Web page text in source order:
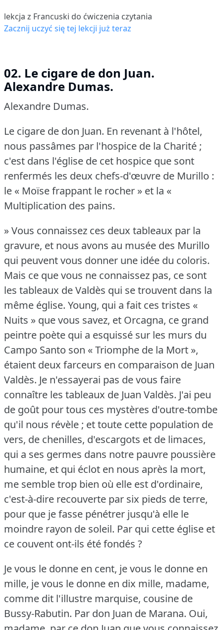
lekcja z Francuski do ćwiczenia czytania
Zacznij uczyć się tej lekcji już teraz
02. Le cigare de don Juan.
Alexandre Dumas.
Alexandre Dumas.
Le cigare de don Juan. En revenant à l'hôtel,
nous passâmes par l'hospice de la Charité ;
c'est dans l'église de cet hospice que sont
renfermés les deux chefs-d'œuvre de Murillo :
le « Moïse frappant le rocher » et la «
Multiplication des pains.
» Vous connaissez ces deux tableaux par la
gravure, et nous avons au musée des Murillo
qui peuvent vous donner une idée du coloris.
Mais ce que vous ne connaissez pas, ce sont
les tableaux de Valdès qui se trouvent dans la
même église. Young, qui a fait ces tristes «
Nuits » que vous savez, et Orcagna, ce grand
peintre poète qui a esquissé sur les murs du
Campo Santo son « Triomphe de la Mort »,
étaient deux farceurs en comparaison de Juan
Valdès. Je n'essayerai pas de vous faire
connaître les tableaux de Juan Valdès. J'ai peu
de goût pour tous ces mystères d'outre-tombe
qu'il nous révèle ; et toute cette population de
vers, de chenilles, d'escargots et de limaces,
qui a ses germes dans notre pauvre poussière
humaine, et qui éclot en nous après la mort,
me semble trop bien où elle est d'ordinaire,
c'est-à-dire recouverte par six pieds de terre,
pour que je fasse pénétrer jusqu'à elle le
moindre rayon de soleil. Par qui cette église et
ce couvent ont-ils été fondés ?
Je vous le donne en cent, je vous le donne en
mille, je vous le donne en dix mille, madame,
comme dit l'illustre marquise, cousine de
Bussy-Rabutin. Par don Juan de Marana. Oui,